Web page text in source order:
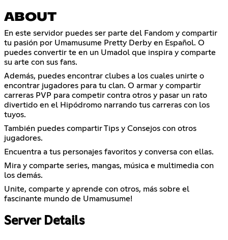
ABOUT
En este servidor puedes ser parte del Fandom y compartir
tu pasión por Umamusume Pretty Derby en Español. O
puedes convertir te en un Umadol que inspira y comparte
su arte con sus fans.
Además, puedes encontrar clubes a los cuales unirte o
encontrar jugadores para tu clan. O armar y compartir
carreras PVP para competir contra otros y pasar un rato
divertido en el Hipódromo narrando tus carreras con los
tuyos.
También puedes compartir Tips y Consejos con otros
jugadores.
Encuentra a tus personajes favoritos y conversa con ellas.
Mira y comparte series, mangas, música e multimedia con
los demás.
Unite, comparte y aprende con otros, más sobre el
fascinante mundo de Umamusume!
Server Details